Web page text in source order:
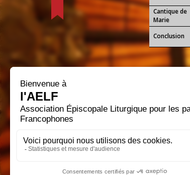
Cantique de
Marie
Conclusion